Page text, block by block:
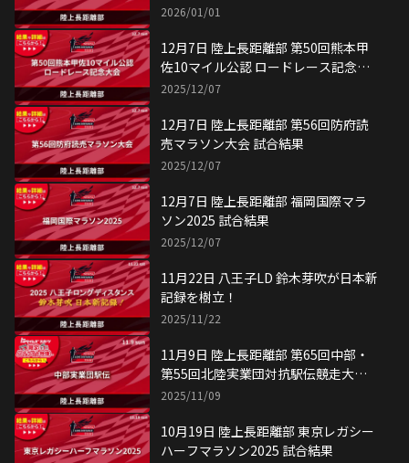
2026/01/01
12月7日 陸上長距離部 第50回熊本甲
佐10マイル公認 ロードレース記念大
会 試合結果
2025/12/07
12月7日 陸上長距離部 第56回防府読
売マラソン大会 試合結果
2025/12/07
12月7日 陸上長距離部 福岡国際マラ
ソン2025 試合結果
2025/12/07
11月22日 八王子LD 鈴木芽吹が日本新
記録を樹立！
2025/11/22
11月9日 陸上長距離部 第65回中部・
第55回北陸実業団対抗駅伝競走大会
試合結果
2025/11/09
10月19日 陸上長距離部 東京レガシー
ハーフマラソン2025 試合結果